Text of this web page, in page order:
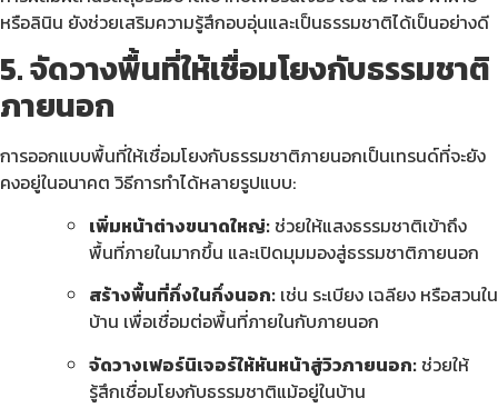
หรือลินิน ยังช่วยเสริมความรู้สึกอบอุ่นและเป็นธรรมชาติได้เป็นอย่างดี
5. จัดวางพื้นที่ให้เชื่อมโยงกับธรรมชาติ
ภายนอก
การออกแบบพื้นที่ให้เชื่อมโยงกับธรรมชาติภายนอกเป็นเทรนด์ที่จะยัง
คงอยู่ในอนาคต วิธีการทำได้หลายรูปแบบ:
เพิ่มหน้าต่างขนาดใหญ่: ช่วยให้แสงธรรมชาติเข้าถึง
พื้นที่ภายในมากขึ้น และเปิดมุมมองสู่ธรรมชาติภายนอก
สร้างพื้นที่กึ่งในกึ่งนอก: เช่น ระเบียง เฉลียง หรือสวนใน
บ้าน เพื่อเชื่อมต่อพื้นที่ภายในกับภายนอก
จัดวางเฟอร์นิเจอร์ให้หันหน้าสู่วิวภายนอก: ช่วยให้
รู้สึกเชื่อมโยงกับธรรมชาติแม้อยู่ในบ้าน